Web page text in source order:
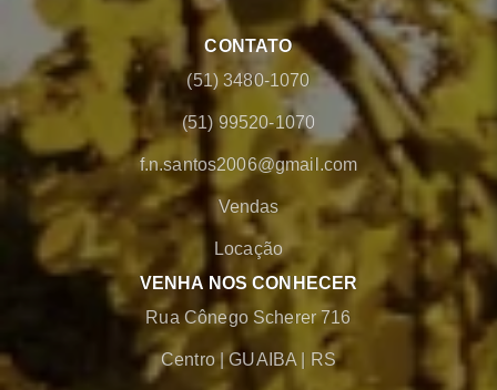
CONTATO
(51) 3480-1070
(51) 99520-1070
f.n.santos2006@gmail.com
Vendas
Locação
VENHA NOS CONHECER
Rua Cônego Scherer 716
Centro |GUAIBA RS